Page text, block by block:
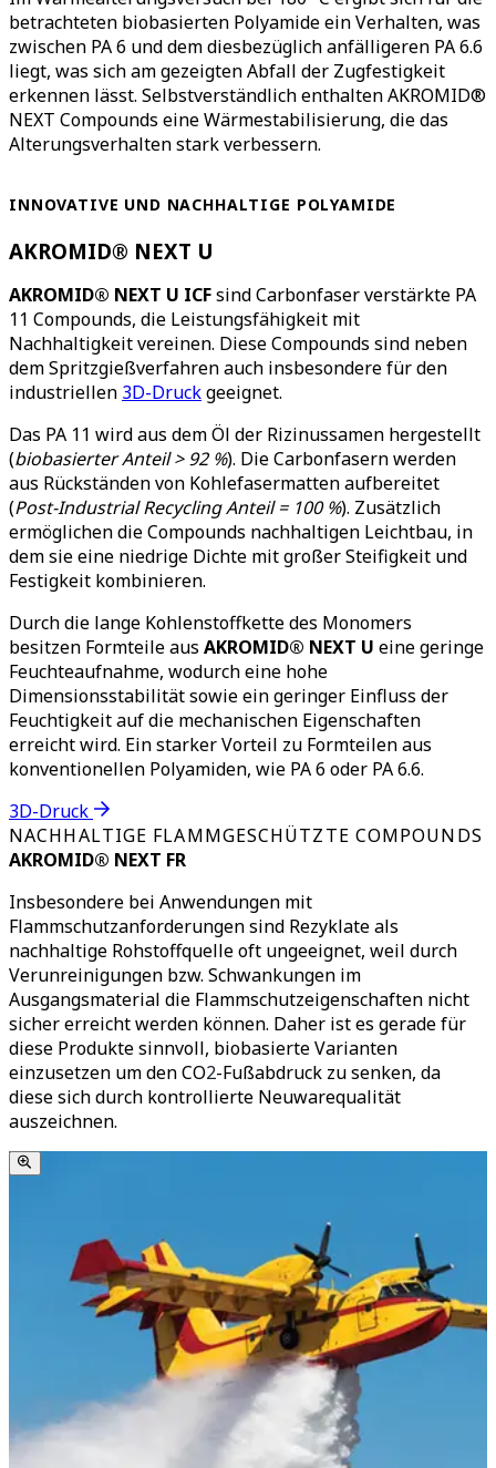
betrachteten biobasierten Polyamide ein Verhalten, was
zwischen PA 6 und dem diesbezüglich anfälligeren PA 6.6
liegt, was sich am gezeigten Abfall der Zugfestigkeit
erkennen lässt. Selbstverständlich enthalten AKROMID®
NEXT Compounds eine Wärmestabilisierung, die das
Alterungsverhalten stark verbessern.
INNOVATIVE UND NACHHALTIGE POLYAMIDE
AKROMID® NEXT U
AKROMID® NEXT U ICFsind Carbonfaser verstärkte PA
11 Compounds, die Leistungsfähigkeit mit
Nachhaltigkeit vereinen. Diese Compounds sind neben
dem Spritzgießverfahren auch insbesondere für den
industriellen 3D-Druckgeeignet.
Das PA 11 wird aus dem Öl der Rizinussamen hergestellt
(biobasierter Anteil > 92 %). Die Carbonfasern werden
aus Rückständen von Kohlefasermatten aufbereitet
(Post-Industrial Recycling Anteil = 100 %). Zusätzlich
ermöglichen die Compounds nachhaltigen Leichtbau, in
dem sie eine niedrige Dichte mit großer Steifigkeit und
Festigkeit kombinieren.
Durch die lange Kohlenstoffkette des Monomers
besitzen Formteile aus AKROMID® NEXT U eine geringe
Feuchteaufnahme, wodurch eine hohe
Dimensionsstabilität sowie ein geringer Einfluss der
Feuchtigkeit auf die mechanischen Eigenschaften
erreicht wird. Ein starker Vorteil zu Formteilen aus
konventionellen Polyamiden, wie PA 6 oder PA 6.6.
3D-Druck
NACHHALTIGE FLAMMGESCHÜTZTE COMPOUNDS
AKROMID® NEXT FR
Insbesondere bei Anwendungen mit
Flammschutzanforderungen sind Rezyklate als
nachhaltige Rohstoffquelle oft ungeeignet, weil durch
Verunreinigungen bzw. Schwankungen im
Ausgangsmaterial die Flammschutzeigenschaften nicht
sicher erreicht werden können. Daher ist es gerade für
diese Produkte sinnvoll, biobasierte Varianten
einzusetzen um den CO2-Fußabdruck zu senken, da
diese sich durch kontrollierte Neuwarequalität
auszeichnen.